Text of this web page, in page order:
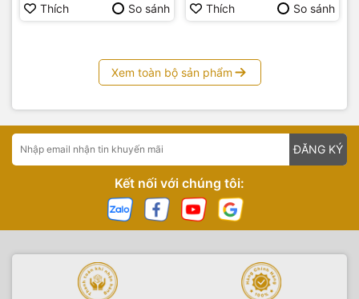
Thích So sánh Thích So sánh
Xem toàn bộ sản phẩm
ĐĂNG KÝ
Kết nối với chúng tôi: